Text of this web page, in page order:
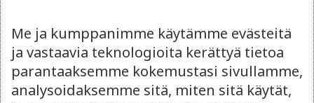
Siinä ajatusmylly, josta pysäytin itseni.
Olemme aikuisessa suhteessa, joka
pohjautuu luottamukseen. On minun
vastuullani avata suuni ja kommunikoida
Me ja kumppanimme käytämme evästeitä
ja vastaavia teknologioita kerättyä tietoa
parantaaksemme kokemustasi sivullamme,
analysoidaksemme sitä, miten sitä käytät,